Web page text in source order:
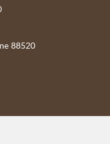
88520